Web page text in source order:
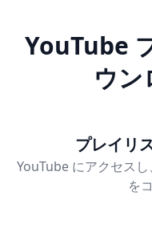
YouTube
ウン
プレイリ
YouTube にアクセス
を